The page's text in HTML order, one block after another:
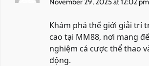
November 29, 2025 at 12:02 pm
Khám phá thế giới giải trí
cao tại MM88, nơi mang
nghiệm cá cược thể thao
động.